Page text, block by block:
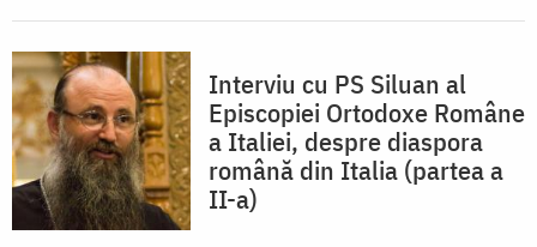
Interviu cu PS Siluan al
Episcopiei Ortodoxe Române
a Italiei, despre diaspora
română din Italia (partea a
II-a)